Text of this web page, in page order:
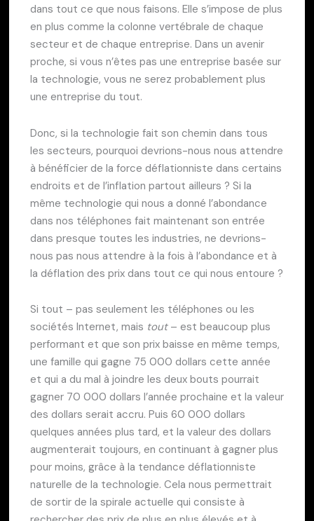
dans tout ce que nous faisons. Elle s’impose de plus
en plus comme la colonne vertébrale de chaque
secteur et de chaque entreprise. Dans un avenir
proche, si vous n’êtes pas une entreprise basée sur
la technologie, vous ne serez probablement plus
une entreprise du tout.
Donc, si la technologie fait son chemin dans tous
les secteurs, pourquoi devrions-nous nous attendre
à bénéficier de la force déflationniste dans certains
endroits et de l’inflation partout ailleurs ? Si la
même technologie qui nous a donné l’abondance
dans nos téléphones fait maintenant son entrée
dans presque toutes les industries, ne devrions-
nous pas nous attendre à la fois à l’abondance et à
la déflation des prix dans tout ce qui nous entoure ?
Si tout – pas seulement les téléphones ou les
sociétés Internet, mais tout– est beaucoup plus
performant et que son prix baisse en même temps,
une famille qui gagne 75 000 dollars cette année
et qui a du mal à joindre les deux bouts pourrait
gagner 70 000 dollars l’année prochaine et la valeur
des dollars serait accru. Puis 60 000 dollars
quelques années plus tard, et la valeur des dollars
augmenterait toujours, en continuant à gagner plus
pour moins, grâce à la tendance déflationniste
naturelle de la technologie. Cela nous permettrait
de sortir de la spirale actuelle qui consiste à